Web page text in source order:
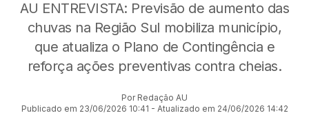
AU ENTREVISTA: Previsão de aumento das
chuvas na Região Sul mobiliza município,
que atualiza o Plano de Contingência e
reforça ações preventivas contra cheias.
Por Redação AU
Publicado em 23/06/2026 10:41 - Atualizado em 24/06/2026 14:42